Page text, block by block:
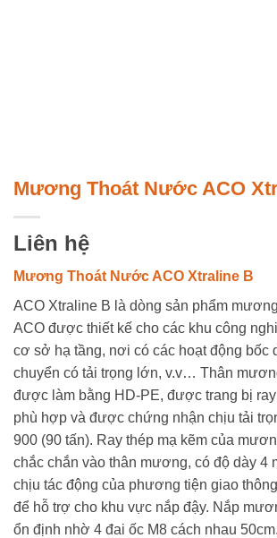
Mương Thoát Nước ACO
Liên hệ
Mương Thoát Nước ACO Xtraline B
ACO Xtraline B là dòng sản phẩm
ACO được thiết kế cho các khu công
cơ sở hạ tầng, nơi có các hoạt động bốc
chuyển có tải trọng lớn, v.v… Thân
được làm bằng HD-PE, được trang bị ray
phù hợp và được chứng nhận chịu tải
900 (90 tấn). Ray thép mạ kẽm của
chắc chắn vào thân mương, có độ dày 4
chịu tác động của phương tiện giao
để hỗ trợ cho khu vực nắp đậy. Nắp
ổn định nhờ 4 đai ốc M8 cách nhau 50cm.